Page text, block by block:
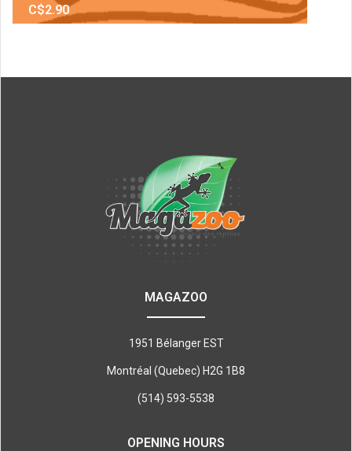
C$2.90
MAGAZOO
1951 Bélanger EST
Montréal (Quebec) H2G 1B8
(514) 593-5538
OPENING HOURS